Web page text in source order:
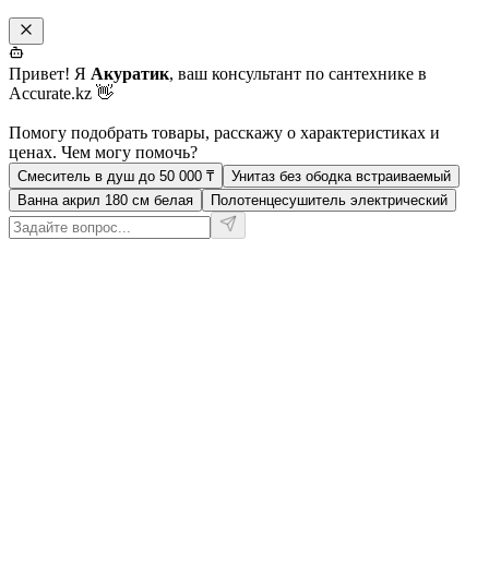
Привет! Я Акуратик, ваш консультант по сантехнике в
Accurate.kz 👋
Помогу подобрать товары, расскажу о характеристиках и
ценах. Чем могу помочь?
Смеситель в душ до 50 000 ₸
Унитаз без ободка встраиваемый
Ванна акрил 180 см белая
Полотенцесушитель электрический